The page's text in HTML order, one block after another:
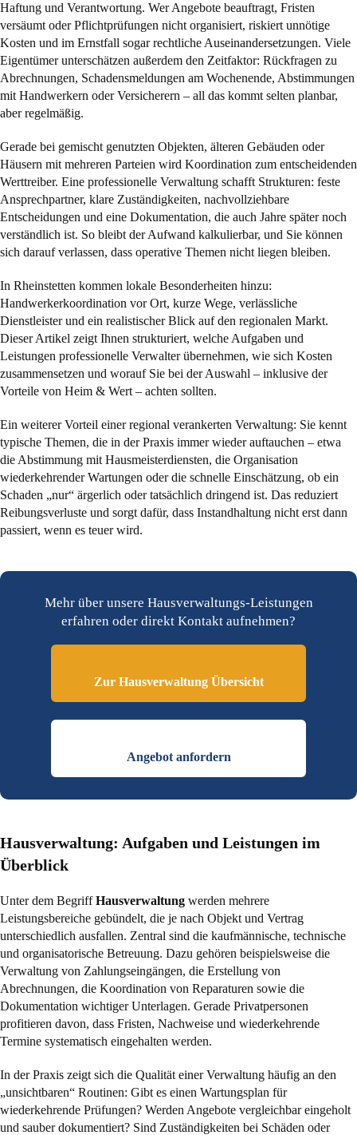
Haftung und Verantwortung. Wer Angebote beauftragt, Fristen
versäumt oder Pflichtprüfungen nicht organisiert, riskiert unnötige
Kosten und im Ernstfall sogar rechtliche Auseinandersetzungen. Viele
Eigentümer unterschätzen außerdem den Zeitfaktor: Rückfragen zu
Abrechnungen, Schadensmeldungen am Wochenende, Abstimmungen
mit Handwerkern oder Versicherern – all das kommt selten planbar,
aber regelmäßig.
Gerade bei gemischt genutzten Objekten, älteren Gebäuden oder
Häusern mit mehreren Parteien wird Koordination zum entscheidenden
Werttreiber. Eine professionelle Verwaltung schafft Strukturen: feste
Ansprechpartner, klare Zuständigkeiten, nachvollziehbare
Entscheidungen und eine Dokumentation, die auch Jahre später noch
verständlich ist. So bleibt der Aufwand kalkulierbar, und Sie können
sich darauf verlassen, dass operative Themen nicht liegen bleiben.
In Rheinstetten kommen lokale Besonderheiten hinzu:
Handwerkerkoordination vor Ort, kurze Wege, verlässliche
Dienstleister und ein realistischer Blick auf den regionalen Markt.
Dieser Artikel zeigt Ihnen strukturiert, welche Aufgaben und
Leistungen professionelle Verwalter übernehmen, wie sich Kosten
zusammensetzen und worauf Sie bei der Auswahl – inklusive der
Vorteile von Heim & Wert – achten sollten.
Ein weiterer Vorteil einer regional verankerten Verwaltung: Sie kennt
typische Themen, die in der Praxis immer wieder auftauchen – etwa
die Abstimmung mit Hausmeisterdiensten, die Organisation
wiederkehrender Wartungen oder die schnelle Einschätzung, ob ein
Schaden „nur“ ärgerlich oder tatsächlich dringend ist. Das reduziert
Reibungsverluste und sorgt dafür, dass Instandhaltung nicht erst dann
passiert, wenn es teuer wird.
Mehr über unsere Hausverwaltungs-Leistungen
erfahren oder direkt Kontakt aufnehmen?
Zur Hausverwaltung Übersicht
Angebot anfordern
Hausverwaltung: Aufgaben und Leistungen im
Überblick
Unter dem BegriffHausverwaltung werden mehrere
Leistungsbereiche gebündelt, die je nach Objekt und Vertrag
unterschiedlich ausfallen. Zentral sind die kaufmännische, technische
und organisatorische Betreuung. Dazu gehören beispielsweise die
Verwaltung von Zahlungseingängen, die Erstellung von
Abrechnungen, die Koordination von Reparaturen sowie die
Dokumentation wichtiger Unterlagen. Gerade Privatpersonen
profitieren davon, dass Fristen, Nachweise und wiederkehrende
Termine systematisch eingehalten werden.
In der Praxis zeigt sich die Qualität einer Verwaltung häufig an den
„unsichtbaren“ Routinen: Gibt es einen Wartungsplan für
wiederkehrende Prüfungen? Werden Angebote vergleichbar eingeholt
und sauber dokumentiert? Sind Zuständigkeiten bei Schäden oder